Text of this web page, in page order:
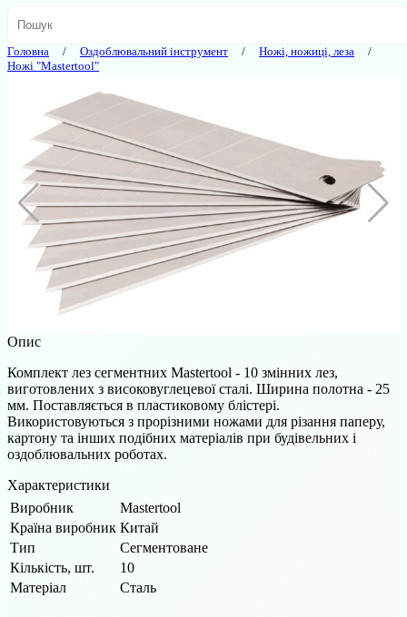
Головна Оздоблювальний інструмент
Ножі, ножиці, леза
Ножі "Mastertool"
Опис
Комплект лез сегментних Mastertool - 10 змінних лез,
виготовлених з високовуглецевої сталі. Ширина полотна - 25
мм. Поставляється в пластиковому блістері.
Використовуються з прорізними ножами для різання паперу,
картону та інших подібних матеріалів при будівельних і
оздоблювальних роботах.
Характеристики
Виробник
Mastertool
Країна виробник Китай
Тип
Сегментоване
Кількість, шт.
10
Матеріал
Сталь